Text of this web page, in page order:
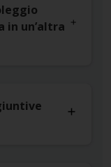
in un’altra